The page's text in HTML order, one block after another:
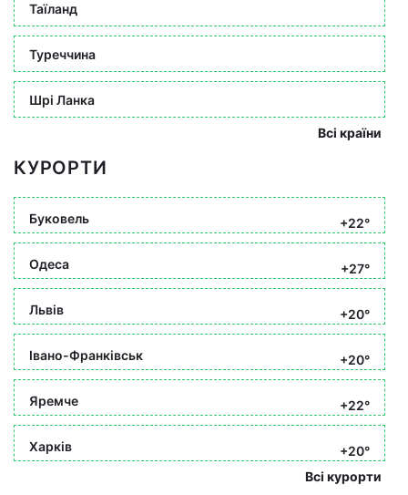
Таїланд
Туреччина
Шрі Ланка
Всі країни
КУРОРТИ
Буковель +22°
Одеса +27°
Львів +20°
Івано-Франківськ +20°
Яремче +22°
Харків
+20°
Всі курорти